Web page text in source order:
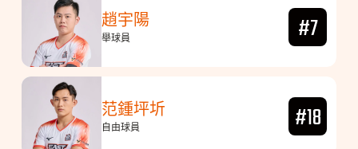
趙宇陽
舉球員 #7
范鍾坪圻
自由球員 #18